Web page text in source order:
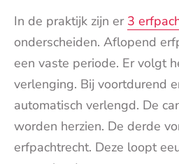
In de praktijk zijn er 3
onderscheiden. Aflopend
een vaste periode. Er volgt
verlenging. Bij voortdurend
automatisch verlengd. De
worden herzien. De derde
erfpachtrecht. Deze loopt